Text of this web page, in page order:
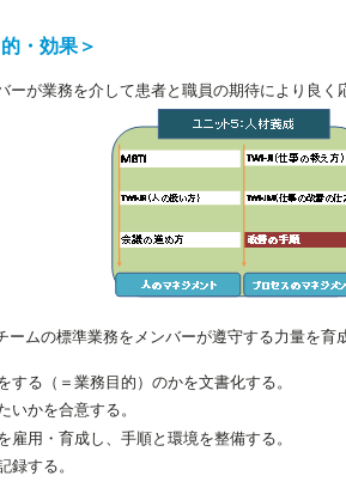
・効果＞
ーが業務を介して患者と職員の期待により良く
ームの標準業務をメンバーが遵守する力量を育
する（＝業務目的）のかを文書化する。
いかを合意する。
雇用・育成し、手順と環境を整備する。
録する。